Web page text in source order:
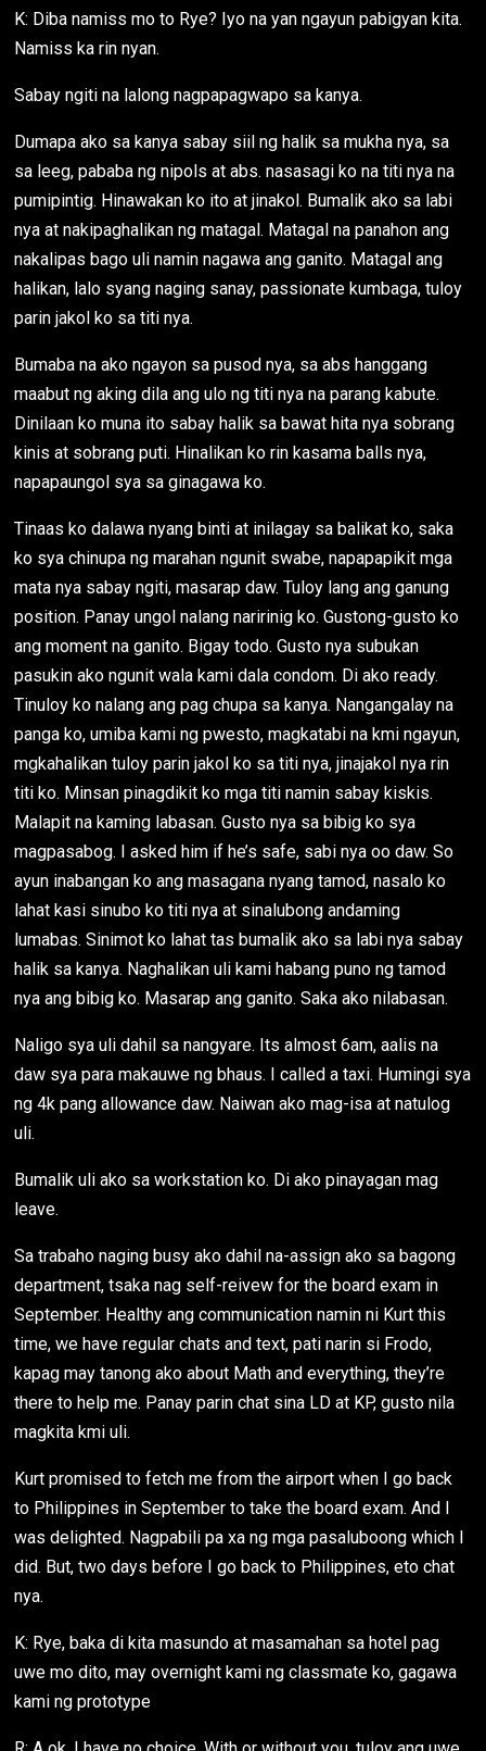
K: Diba namiss mo to Rye? Iyo na yan ngayun pabigyan kita.
Namiss ka rin nyan.
Sabay ngiti na lalong nagpapagwapo sa kanya.
Dumapa ako sa kanya sabay siil ng halik sa mukha nya, sa
sa leeg, pababa ng nipols at abs. nasasagi ko na titi nya na
pumipintig. Hinawakan ko ito at jinakol. Bumalik ako sa labi
nya at nakipaghalikan ng matagal. Matagal na panahon ang
nakalipas bago uli namin nagawa ang ganito. Matagal ang
halikan, lalo syang naging sanay, passionate kumbaga, tuloy
parin jakol ko sa titi nya.
Bumaba na ako ngayon sa pusod nya, sa abs hanggang
maabut ng aking dila ang ulo ng titi nya na parang kabute.
Dinilaan ko muna ito sabay halik sa bawat hita nya sobrang
kinis at sobrang puti. Hinalikan ko rin kasama balls nya,
napapaungol sya sa ginagawa ko.
Tinaas ko dalawa nyang binti at inilagay sa balikat ko, saka
ko sya chinupa ng marahan ngunit swabe, napapapikit mga
mata nya sabay ngiti, masarap daw. Tuloy lang ang ganung
position. Panay ungol nalang naririnig ko. Gustong-gusto ko
ang moment na ganito. Bigay todo. Gusto nya subukan
pasukin ako ngunit wala kami dala condom. Di ako ready.
Tinuloy ko nalang ang pag chupa sa kanya. Nangangalay na
panga ko, umiba kami ng pwesto, magkatabi na kmi ngayun,
mgkahalikan tuloy parin jakol ko sa titi nya, jinajakol nya rin
titi ko. Minsan pinagdikit ko mga titi namin sabay kiskis.
Malapit na kaming labasan. Gusto nya sa bibig ko sya
magpasabog. I asked him if he’s safe, sabi nya oo daw. So
ayun inabangan ko ang masagana nyang tamod, nasalo ko
lahat kasi sinubo ko titi nya at sinalubong andaming
lumabas. Sinimot ko lahat tas bumalik ako sa labi nya sabay
halik sa kanya. Naghalikan uli kami habang puno ng tamod
nya ang bibig ko. Masarap ang ganito. Saka ako nilabasan.
Naligo sya uli dahil sa nangyare. Its almost 6am, aalis na
daw sya para makauwe ng bhaus. I called a taxi. Humingi sya
ng 4k pang allowance daw. Naiwan ako mag-isa at natulog
uli.
Bumalik uli ako sa workstation ko. Di ako pinayagan mag
leave.
Sa trabaho naging busy ako dahil na-assign ako sa bagong
department, tsaka nag self-reivew for the board exam in
September. Healthy ang communication namin ni Kurt this
time, we have regular chats and text, pati narin si Frodo,
kapag may tanong ako about Math and everything, they’re
there to help me. Panay parin chat sina LD at KP, gusto nila
magkita kmi uli.
Kurt promised to fetch me from the airport when I go back
to Philippines in September to take the board exam. And I
was delighted. Nagpabili pa xa ng mga pasaluboong which I
did. But, two days before I go back to Philippines, eto chat
nya.
K: Rye, baka di kita masundo at masamahan sa hotel pag
uwe mo dito, may overnight kami ng classmate ko, gagawa
kami ng prototype